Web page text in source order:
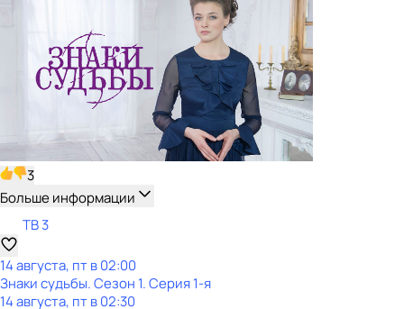
3
Больше информации
ТВ 3
14 августа, пт в 02:00
Знаки судьбы. Сезон 1. Серия 1-я
14 августа, пт в 02:30